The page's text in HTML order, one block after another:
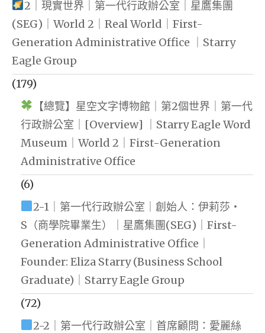
2｜現實世界｜第一代行政辦公室｜星鷹集團
(SEG)｜World 2｜Real World｜First-
Generation Administrative Office ｜Starry
Eagle Group
(179)
【總覽】星空文字博物館｜第2個世界｜第一代
行政辦公室｜[Overview] ｜Starry Eagle Word
Museum｜World 2｜First-Generation
Administrative Office
(6)
2-1｜第一代行政辦公室｜創始人：伊莉莎・
S（商學院畢業生）｜星鷹集團(SEG)｜First-
Generation Administrative Office｜
Founder: Eliza Starry (Business School
Graduate)｜Starry Eagle Group
(72)
2-2｜第一代行政辦公室｜首席顧問：愛麗絲